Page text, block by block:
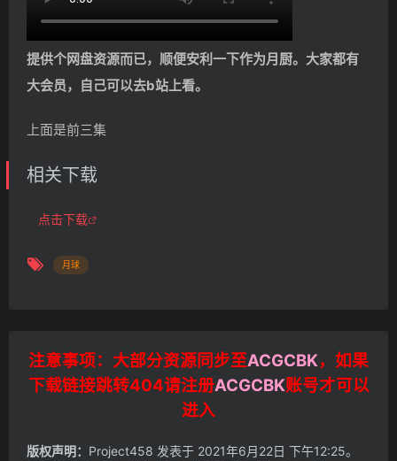
提供个网盘资源而已，顺便安利一下作为月厨。大家都有
大会员，自己可以去b站上看。
上面是前三集
相关下载
点击下载
月球
注意事项：大部分资源同步至ACGCBK，如果
下载链接跳转404请注册ACGCBK账号才可以
进入
版权声明： Project458 发表于 2021年6月22日 下午12:25。